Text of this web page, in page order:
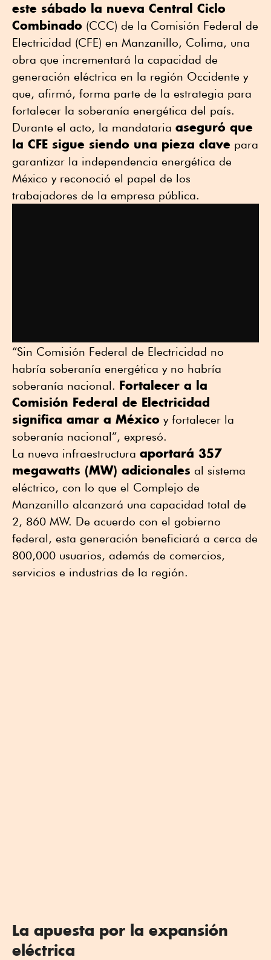
este sábado la nueva Central Ciclo
Combinado (CCC) de la Comisión Federal de
Electricidad (CFE) en Manzanillo, Colima, una
obra que incrementará la capacidad de
generación eléctrica en la región Occidente y
que, afirmó, forma parte de la estrategia para
fortalecer la soberanía energética del país.
Durante el acto, la mandataria aseguró que
la CFE sigue siendo una pieza clave para
garantizar la independencia energética de
México y reconoció el papel de los
trabajadores de la empresa pública.
“Sin Comisión Federal de Electricidad no
habría soberanía energética y no habría
soberanía nacional. Fortalecer a la
Comisión Federal de Electricidad
significa amar a México y fortalecer la
soberanía nacional”, expresó.
La nueva infraestructura aportará 357
megawatts (MW) adicionales al sistema
eléctrico, con lo que el Complejo de
Manzanillo alcanzará una capacidad total de
2, 860 MW. De acuerdo con el gobierno
federal, esta generación beneficiará a cerca de
800,000 usuarios, además de comercios,
servicios e industrias de la región.
La apuesta por la expansión
eléctrica